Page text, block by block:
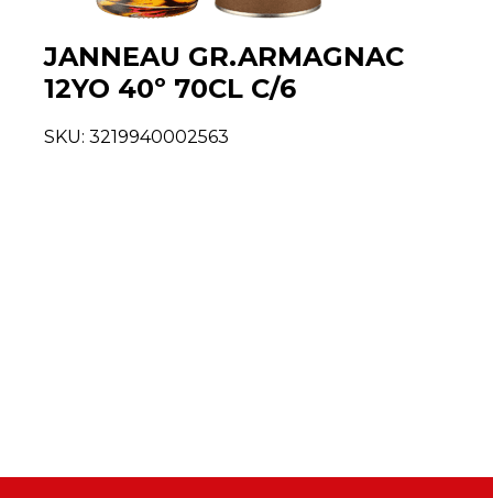
JANNEAU GR.ARMAGNAC
12YO 40º 70CL C/6
SKU: 3219940002563